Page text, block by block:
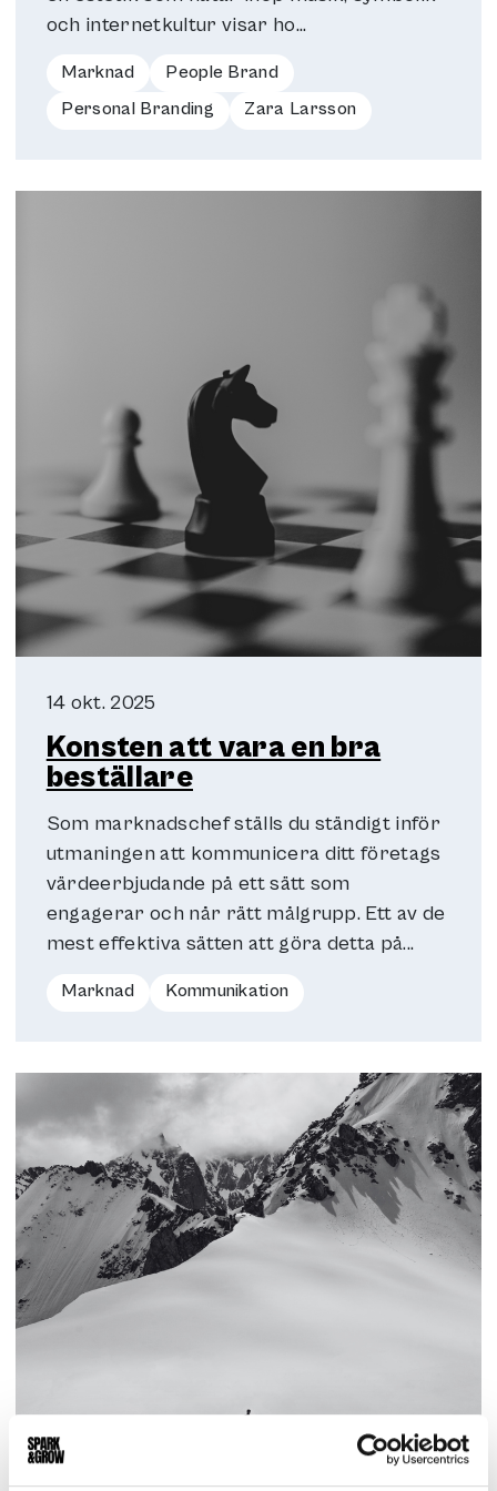
och internetkultur visar ho...
Marknad
People Brand
Personal Branding
Zara Larsson
14 okt. 2025
Konsten att vara en bra
beställare
Som marknadschef ställs du ständigt inför
utmaningen att kommunicera ditt företags
värdeerbjudande på ett sätt som
engagerar och når rätt målgrupp. Ett av de
mest effektiva sätten att göra detta på...
Marknad Kommunikation